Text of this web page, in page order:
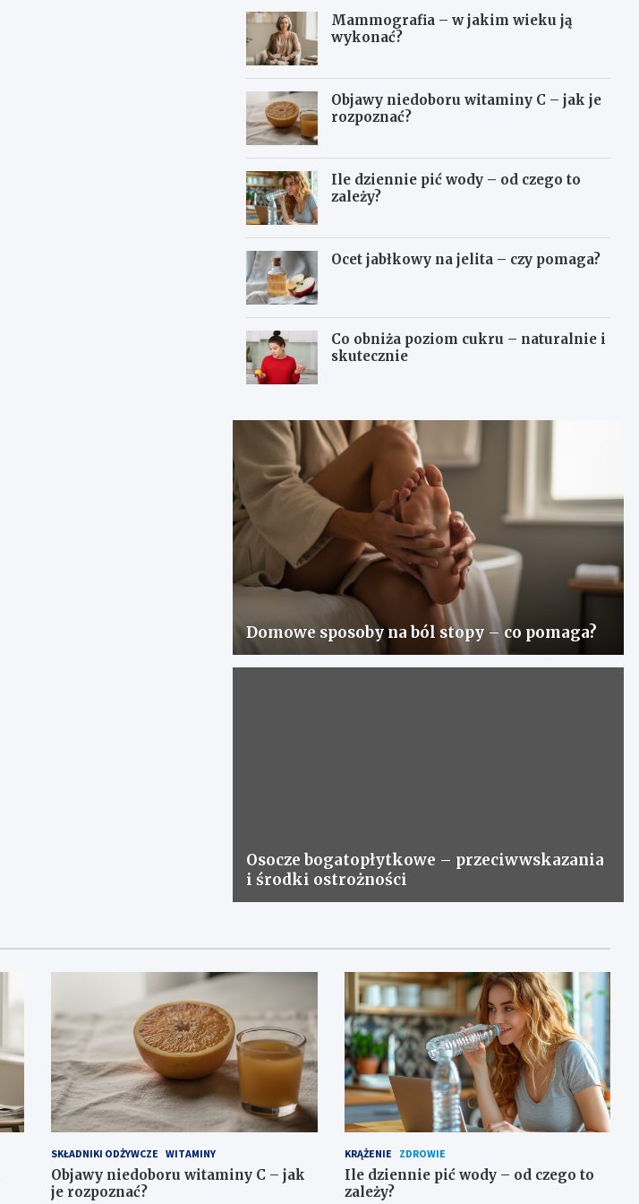
Mammografia – w jakim wieku ją
wykonać?
Objawy niedoboru witaminy C – jak je
rozpoznać?
Ile dziennie pić wody – od czego to
zależy?
Ocet jabłkowy na jelita – czy pomaga?
Co obniża poziom cukru – naturalnie i
skutecznie
Domowe sposoby na ból stopy – co pomaga?
Osocze bogatopłytkowe – przeciwwskazania
i środki ostrożności
SKŁADNIKI ODŻYWCZE WITAMINY
Objawy niedoboru witaminy C – jak
je rozpoznać?
KRĄŻENIE ZDROWIE
Ile dziennie pić wody – od czego to
zależy?